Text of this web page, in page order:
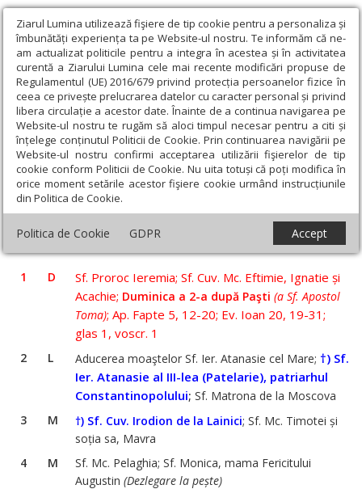
Ziarul Lumina utilizează fişiere de tip cookie pentru a personaliza și
îmbunătăți experiența ta pe Website-ul nostru. Te informăm că ne-
am actualizat politicile pentru a integra în acestea și în activitatea
curentă a Ziarului Lumina cele mai recente modificări propuse de
Regulamentul (UE) 2016/679 privind protecția persoanelor fizice în
ceea ce privește prelucrarea datelor cu caracter personal și privind
libera circulație a acestor date. Înainte de a continua navigarea pe
Website-ul nostru te rugăm să aloci timpul necesar pentru a citi și
înțelege conținutul Politicii de Cookie. Prin continuarea navigării pe
Website-ul nostru confirmi acceptarea utilizării fişierelor de tip
cookie conform Politicii de Cookie. Nu uita totuși că poți modifica în
orice moment setările acestor fişiere cookie urmând instrucțiunile
din Politica de Cookie.
Politica de Cookie GDPR Accept
Ziarul Lumina › Teologie și spiritualitate › Sinaxar ›
2022
‹ ›
1 D
Sf. Proroc Ieremia; Sf. Cuv. Mc. Eftimie, Ignatie și
Acachie; Duminica a 2-a după Paşti (a Sf. Apostol
Toma); Ap. Fapte 5, 12-20; Ev. Ioan 20, 19-31;
glas 1, voscr. 1
2 L Aducerea moaştelor Sf. Ier. Atanasie cel Mare; †) Sf.
Ier. Atanasie al III-lea (Patelarie), patriarhul
Constantinopolului; Sf. Matrona de la Moscova
3
M †) Sf. Cuv. Irodion de la Lainici; Sf. Mc. Timotei și
soția sa, Mavra
4
M
Sf. Mc. Pelaghia; Sf. Monica, mama Fericitului
Augustin (Dezlegare la pește)